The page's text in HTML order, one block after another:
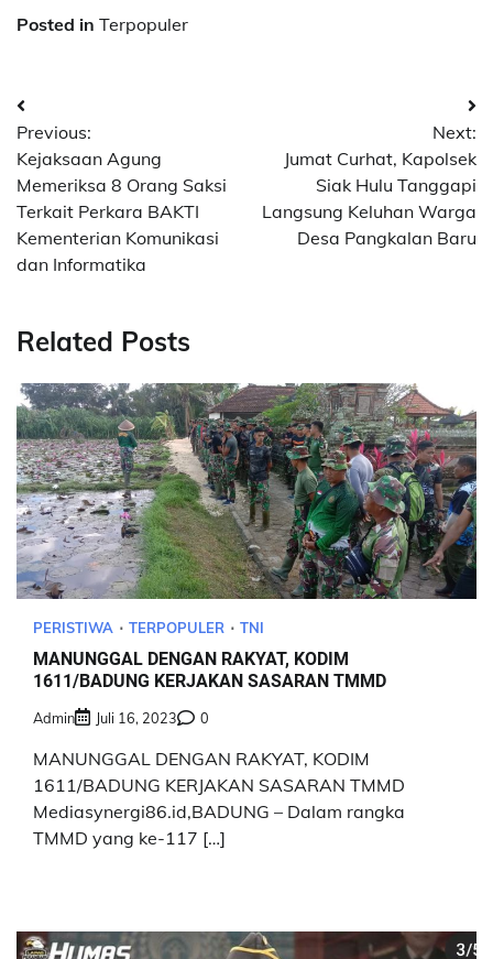
Posted in Terpopuler
Navigasi
pos
Previous:
Kejaksaan Agung
Memeriksa 8 Orang Saksi
Terkait Perkara BAKTI
Kementerian Komunikasi
dan Informatika
Next:
Jumat Curhat, Kapolsek
Siak Hulu Tanggapi
Langsung Keluhan Warga
Desa Pangkalan Baru
Related Posts
PERISTIWA TERPOPULER TNI
MANUNGGAL DENGAN RAKYAT, KODIM
1611/BADUNG KERJAKAN SASARAN TMMD
Admin Juli 16, 2023 0
MANUNGGAL DENGAN RAKYAT, KODIM
1611/BADUNG KERJAKAN SASARAN TMMD
Mediasynergi86.id,BADUNG – Dalam rangka
TMMD yang ke-117 […]